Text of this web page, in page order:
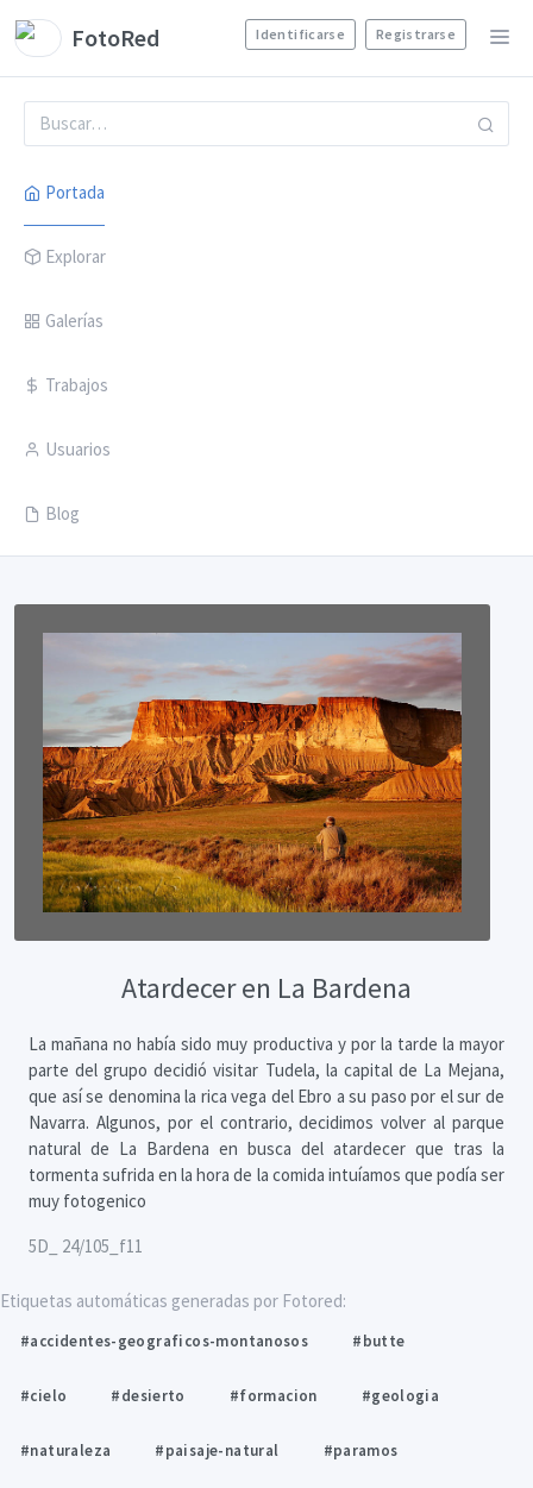
FotoRed Identificarse Registrarse
Portada
Explorar
Galerías
Trabajos
Usuarios
Blog
Atardecer en La Bardena
La mañana no había sido muy productiva y por la tarde la mayor
parte del grupo decidió visitar Tudela, la capital de La Mejana,
que así se denomina la rica vega del Ebro a su paso por el sur de
Navarra. Algunos, por el contrario, decidimos volver al parque
natural de La Bardena en busca del atardecer que tras la
tormenta sufrida en la hora de la comida intuíamos que podía ser
muy fotogenico
5D_ 24/105_f11
Etiquetas automáticas generadas por Fotored:
#accidentes-geograficos-montanosos #butte
#cielo #desierto #formacion #geologia
#naturaleza #paisaje-natural #paramos